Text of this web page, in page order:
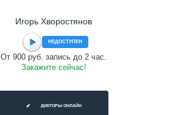
Игорь Хворостянов
НЕДОСТУПЕН
От 900 руб. запись до 2 час.
Закажите сейчас!
ДИКТОРЫ ОНЛАЙН